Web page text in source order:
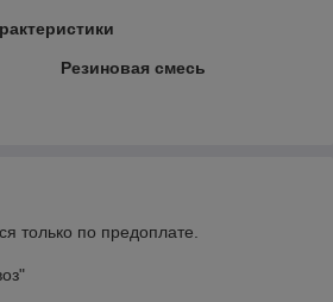
Резиновая смесь
только по предоплате.